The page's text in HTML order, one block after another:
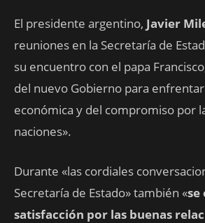
El presidente argentino, Javier
reuniones en la Secretaría de
su encuentro con el papa
del nuevo Gobierno para
económica y del compromiso por
naciones».
Durante «las cordiales
Secretaría de Estado» también «se
satisfacción por las buenas